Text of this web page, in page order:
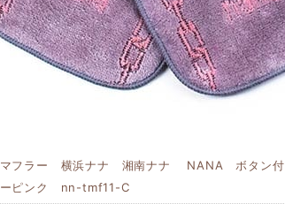
マフラー 横浜ナナ 湘南ナナ NANA ボタン付
ーピンク nn-tmf11-C